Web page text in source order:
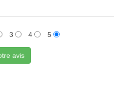
3 4 5
avis